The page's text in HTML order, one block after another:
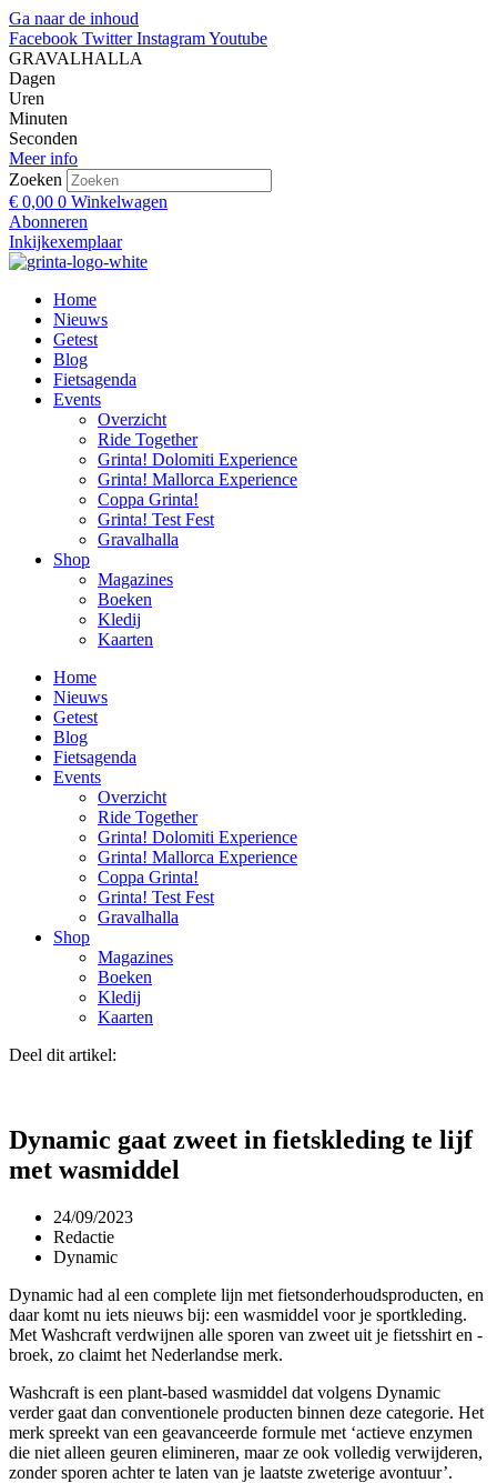
Ga naar de inhoud
Facebook Twitter InstagramYoutube
GRAVALHALLA
Dagen
Uren
Minuten
Seconden
Meer info
Zoeken
€ 0,00 0 Winkelwagen
Abonneren
Inkijkexemplaar
Home
Nieuws
Getest
Blog
Fietsagenda
Events
Overzicht
Ride Together
Grinta! Dolomiti Experience
Grinta! Mallorca Experience
Coppa Grinta!
Grinta! Test Fest
Gravalhalla
Shop
Magazines
Boeken
Kledij
Kaarten
Home
Nieuws
Getest
Blog
Fietsagenda
Events
Overzicht
Ride Together
Grinta! Dolomiti Experience
Grinta! Mallorca Experience
Coppa Grinta!
Grinta! Test Fest
Gravalhalla
Shop
Magazines
Boeken
Kledij
Kaarten
Deel dit artikel:
Dynamic gaat zweet in fietskleding te lijf
met wasmiddel
24/09/2023
Redactie
Dynamic
Dynamic had al een complete lijn met fietsonderhoudsproducten, en
daar komt nu iets nieuws bij: een wasmiddel voor je sportkleding.
Met Washcraft verdwijnen alle sporen van zweet uit je fietsshirt en -
broek, zo claimt het Nederlandse merk.
Washcraft is een plant-based wasmiddel dat volgens Dynamic
verder gaat dan conventionele producten binnen deze categorie. Het
merk spreekt van een geavanceerde formule met ‘actieve enzymen
die niet alleen geuren elimineren, maar ze ook volledig verwijderen,
zonder sporen achter te laten van je laatste zweterige avontuur’.